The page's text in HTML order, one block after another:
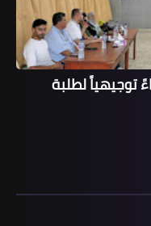
والقوى
في لبنان
لطلبة